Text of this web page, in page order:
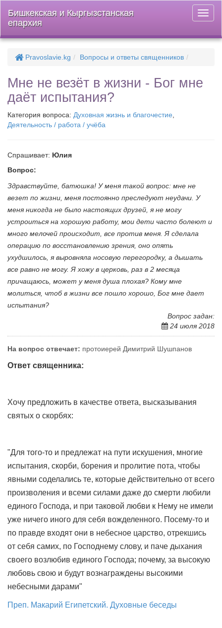
меню
Бишкекская и Кыргызстанская
епархия
Pravoslavie.kg Вопросы и ответы священников
Мне не везёт в жизни - Бог мне
даёт испытания?
Категория вопроса: Духовная жизнь и благочестие
Деятельность / работа / учёба
Спрашивает: Юлия
Вопрос:
Здравствуйте, батюшка! У меня такой вопрос: мне не
везет по жизни, меня постоянно преследуют неудачи. У
меня никогда не было настоящих друзей, я не могу
устроиться на хорошую работу, мои дети часто болеют и
много мелочей происходит, все против меня. Я сделала
операцию по восстановлению зрения, оно опять
ухудшилось, я выровняла носовую перегородку, а дышать
все равно не могу. Я хожу в церковь, раз в 2 месяца
причащаюсь, может у меня душа плохая? Кому мне
молиться, чтоб в жизни все пошло хорошо, Бог мне дает
испытания?
Вопрос задан:
24 июля 2018
На вопрос отвечает: протоиерей Димитрий Шушпанов
Ответ священника:
Хочу предложить в качестве ответа, высказывания
святых о скорбях:
"Для того-то и предлежат на пути искушения, многие
испытания, скорби, борения и пролитие пота, чтобы
явными соделались те, которые действительно от всего
произволения и всеми силами даже до смерти любили
единого Господа, и при таковой любви к Нему не имели
уже ничего иного для себя вожделенного. Посему-то и
по правде входят они в небесное царство, отрекшись
от себя самих, по Господнему слову, и паче дыхания
своего возлюбив единого Господа; почему, за высокую
любовь свою и будут вознаграждены высокими
небесными дарами"
Преп. Макарий Египетский. Духовные беседы